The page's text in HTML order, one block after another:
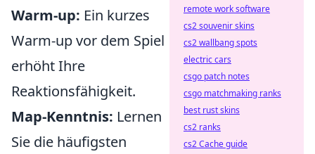
Warm-up: Ein kurzes
Warm-up vor dem Spiel
erhöht Ihre
Reaktionsfähigkeit.
Map-Kenntnis: Lernen
Sie die häufigsten
remote work software
cs2 souvenir skins
cs2 wallbang spots
electric cars
csgo patch notes
csgo matchmaking ranks
best rust skins
cs2 ranks
cs2 Cache guide